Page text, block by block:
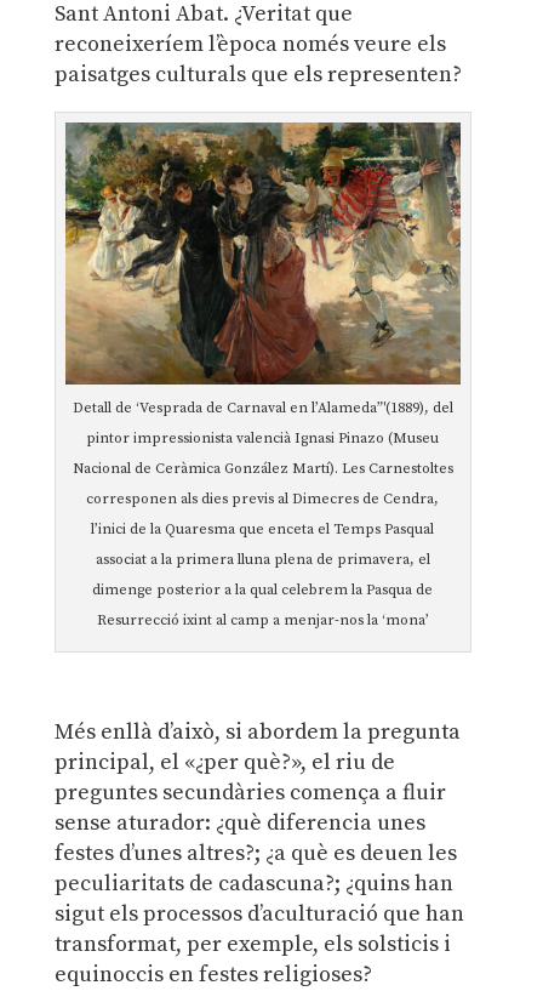
Sant Antoni Abat. ¿Veritat que
reconeixeríem l’època només veure els
paisatges culturals que els representen?
Detall de ‘Vesprada de Carnaval en l’Alameda”'(1889), del
pintor impressionista valencià Ignasi Pinazo (Museu
Nacional de Ceràmica González Martí). Les Carnestoltes
corresponen als dies previs al Dimecres de Cendra,
l’inici de la Quaresma que enceta el Temps Pasqual
associat a la primera lluna plena de primavera, el
dimenge posterior a la qual celebrem la Pasqua de
Resurrecció ixint al camp a menjar-nos la ‘mona’
Més enllà d’això, si abordem la pregunta
principal, el «¿per què?», el riu de
preguntes secundàries comença a fluir
sense aturador: ¿què diferencia unes
festes d’unes altres?; ¿a què es deuen les
peculiaritats de cadascuna?; ¿quins han
sigut els processos d’aculturació que han
transformat, per exemple, els solsticis i
equinoccis en festes religioses?